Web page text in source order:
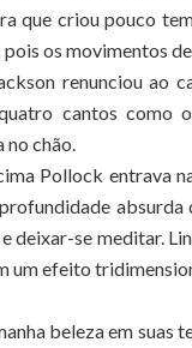
que criou pouco
pois os movimentos
renunciou ao
cantos como
no chão.
Pollock entrava
absurda
deixar-se meditar.
um efeito
beleza em suas